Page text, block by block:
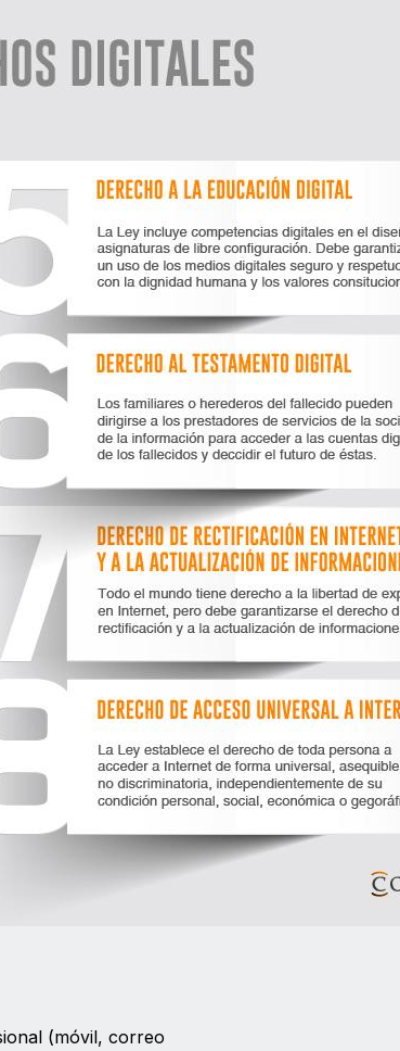
(móvil, correo